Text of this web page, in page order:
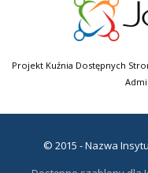
Projekt Kuźnia Dostępnych
© 2015 - Nazwa